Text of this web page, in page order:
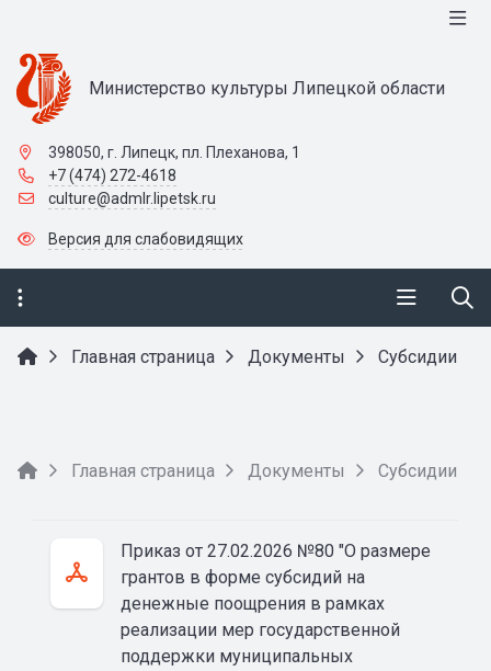
Министерство культуры Липецкой области
398050, г. Липецк, пл. Плеханова, 1
+7 (474) 272-4618
culture@admlr.lipetsk.ru
Версия для слабовидящих
Главная страница Документы Субсидии
Главная страница Документы Субсидии
Приказ от 27.02.2026 №80 "О размере
грантов в форме субсидий на
денежные поощрения в рамках
реализации мер государственной
поддержки муниципальных